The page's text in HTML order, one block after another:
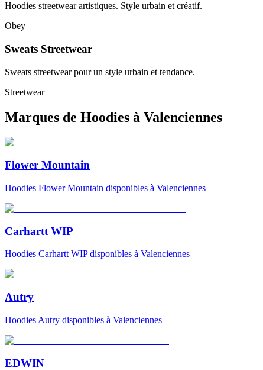
Hoodies streetwear artistiques. Style urbain et créatif.
Obey
Sweats Streetwear
Sweats streetwear pour un style urbain et tendance.
Streetwear
Marques de Hoodies à Valenciennes
Flower Mountain
Hoodies Flower Mountain disponibles à Valenciennes
Carhartt WIP
Hoodies Carhartt WIPdisponibles à Valenciennes
Autry
Hoodies Autry disponibles à Valenciennes
EDWIN